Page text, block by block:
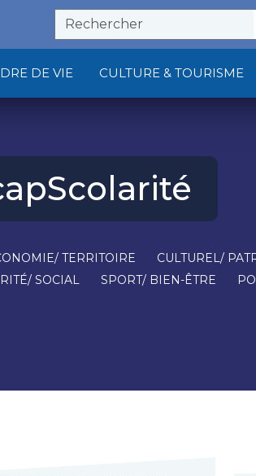
DE VIE CULTURE & TOURISME
Scolarité
TERRITOIRE CULTUREL/
SOCIAL SPORT/ BIEN-ÊTRE